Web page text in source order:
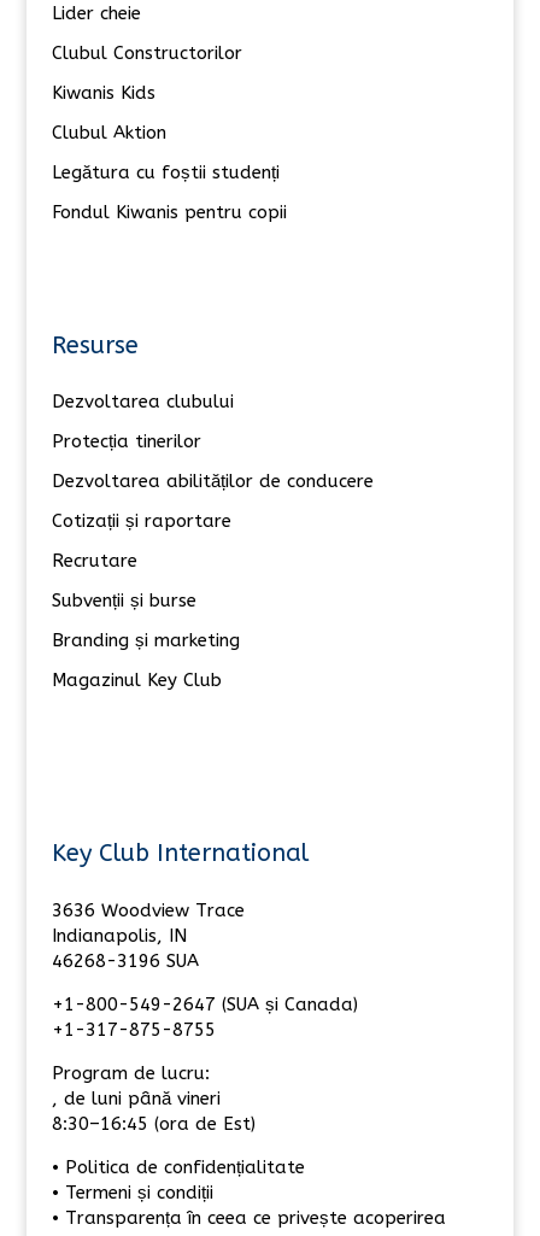
Lider cheie
Clubul Constructorilor
Kiwanis Kids
Clubul Aktion
Legătura cu foștii studenți
Fondul Kiwanis pentru copii
Resurse
Dezvoltarea clubului
Protecția tinerilor
Dezvoltarea abilităților de conducere
Cotizații și raportare
Recrutare
Subvenții și burse
Branding și marketing
Magazinul Key Club
Key Club International
3636 Woodview Trace
Indianapolis, IN
46268-3196 SUA
+1-800-549-2647 (SUA și Canada)
+1-317-875-8755
Program de lucru:
, de luni până vineri
8:30–16:45 (ora de Est)
• Politica de confidențialitate
• Termeni și condiții
• Transparența în ceea ce privește acoperirea